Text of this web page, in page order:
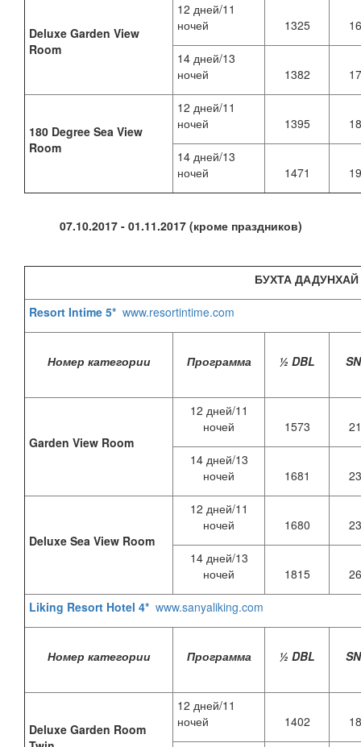
Deluxe Garden View
Room
12 дней/11
ночей
1325
14 дней/13
ночей
1382
180 Degree Sea View
Room
12 дней/11
ночей
1395
14 дней/13
ночей
1471
07.10.2017 - 01.11.2017 (кроме праздников)
БУХТА ДАДУНХАЙ
Resort Intime 5* www.resortintime.com
Номер категории Программа ½ DBL
Garden View Room
12 дней/11
ночей
1573
14 дней/13
ночей
1681
Deluxe Sea View Room
12 дней/11
ночей
1680
14 дней/13
ночей
1815
Liking Resort Hotel 4* www.sanyaliking.com
Номер категории Программа ½ DBL
Deluxe Garden Room
12 дней/11
ночей
1402